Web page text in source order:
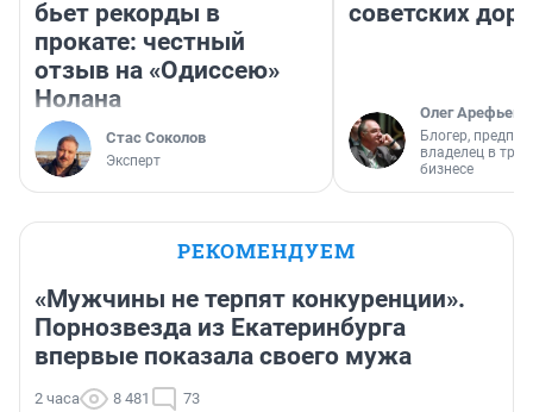
бьет рекорды в
прокате: честный
отзыв на «Одиссею»
Нолана
Стас Соколов
Эксперт
советских
Олег Арефьев
Блогер,
владелец в
бизнесе
РЕКОМЕНДУЕМ
«Мужчины не терпят конкуренции».
Порнозвезда из Екатеринбурга
впервые показала своего мужа
2 часа 8 481 73